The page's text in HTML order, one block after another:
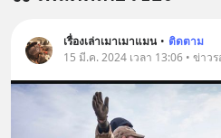
เรื่องเล่าเมาเมาแมน • ติดตาม
15 มี.ค. 2024 เวลา 13:06 • ข่าว